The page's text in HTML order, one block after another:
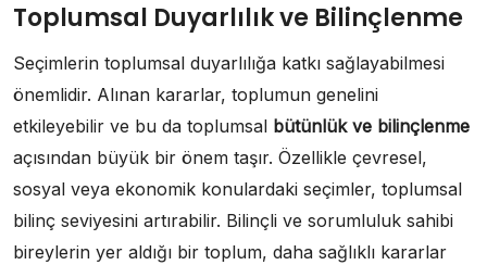
Toplumsal Duyarlılık ve Bilinçlenme
Seçimlerin toplumsal duyarlılığa katkı sağlayabilmesi
önemlidir. Alınan kararlar, toplumun genelini
etkileyebilir ve bu da toplumsal bütünlük ve bilinçlenme
açısından büyük bir önem taşır. Özellikle çevresel,
sosyal veya ekonomik konulardaki seçimler, toplumsal
bilinç seviyesini artırabilir. Bilinçli ve sorumluluk sahibi
bireylerin yer aldığı bir toplum, daha sağlıklı kararlar